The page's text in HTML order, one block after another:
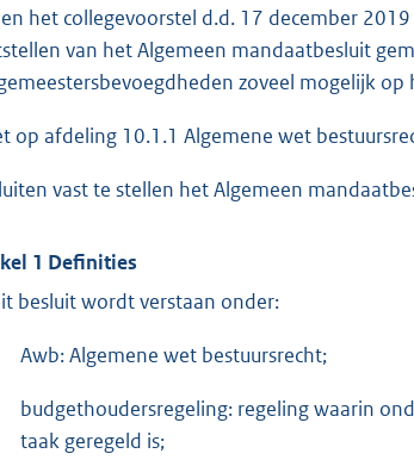
het collegevoorstel d.d. 17 december
van het Algemeen mandaatbesluit
zoveel mogelijk
op afdeling 10.1.1 Algemene wet
vast te stellen het Algemeen
1 Definities
besluit wordt verstaan onder:
Awb: Algemene wet bestuursrecht;
budgethoudersregeling: regeling waarin
taak geregeld is;